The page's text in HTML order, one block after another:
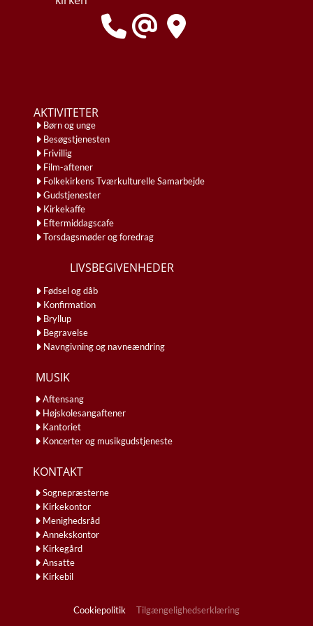
AKTIVITETER
Børn og unge
Besøgstjenesten
Frivillig
Film-aftener
Folkekirkens Tværkulturelle Samarbejde
Gudstjenester
Kirkekaffe
Eftermiddagscafe
Torsdagsmøder og foredrag
LIVSBEGIVENHEDER
Fødsel og dåb
Konfirmation
Bryllup
Begravelse
Navngivning og navneændring
MUSIK
Aftensang
Højskolesangaftener
Kantoriet
Koncerter og musikgudstjeneste
KONTAKT
Sognepræsterne
Kirkekontor
Menighedsråd
Annekskontor
Kirkegård
Ansatte
Kirkebil
Cookiepolitik Tilgængelighedserklæring